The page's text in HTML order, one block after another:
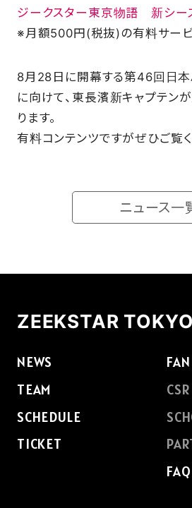
マイページはこちら
CSR
SCHOOL
SHOP
お問い合わせ
CSRのご依頼
スクール体験・入会希望
FAQ
ジークスター東京物語 新シー
※月額500円(税抜)の有料サー
8月28日に開幕する第46回日本
に向けて、東長濱新キャプテン
ります。
有料コンテンツですがぜひご覧く
ニュース一
ZEEKSTAR
NEWS
TEAM
SCHEDULE
TICKET
CSR
FAQ